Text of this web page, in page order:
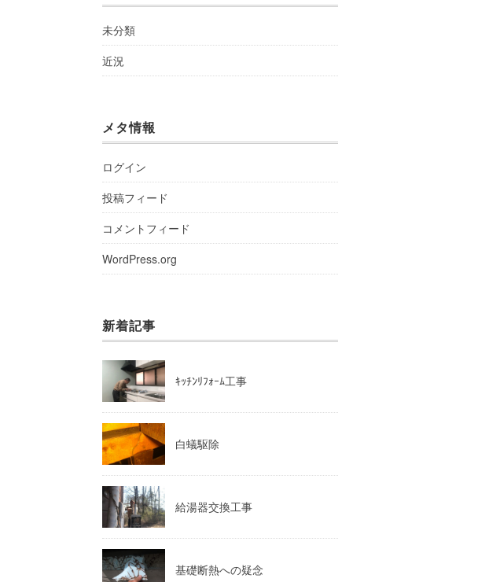
未分類
近況
メタ情報
ログイン
投稿フィード
コメントフィード
WordPress.org
新着記事
ｷｯﾁﾝﾘﾌｫｰﾑ工事
白蟻駆除
給湯器交換工事
基礎断熱への疑念